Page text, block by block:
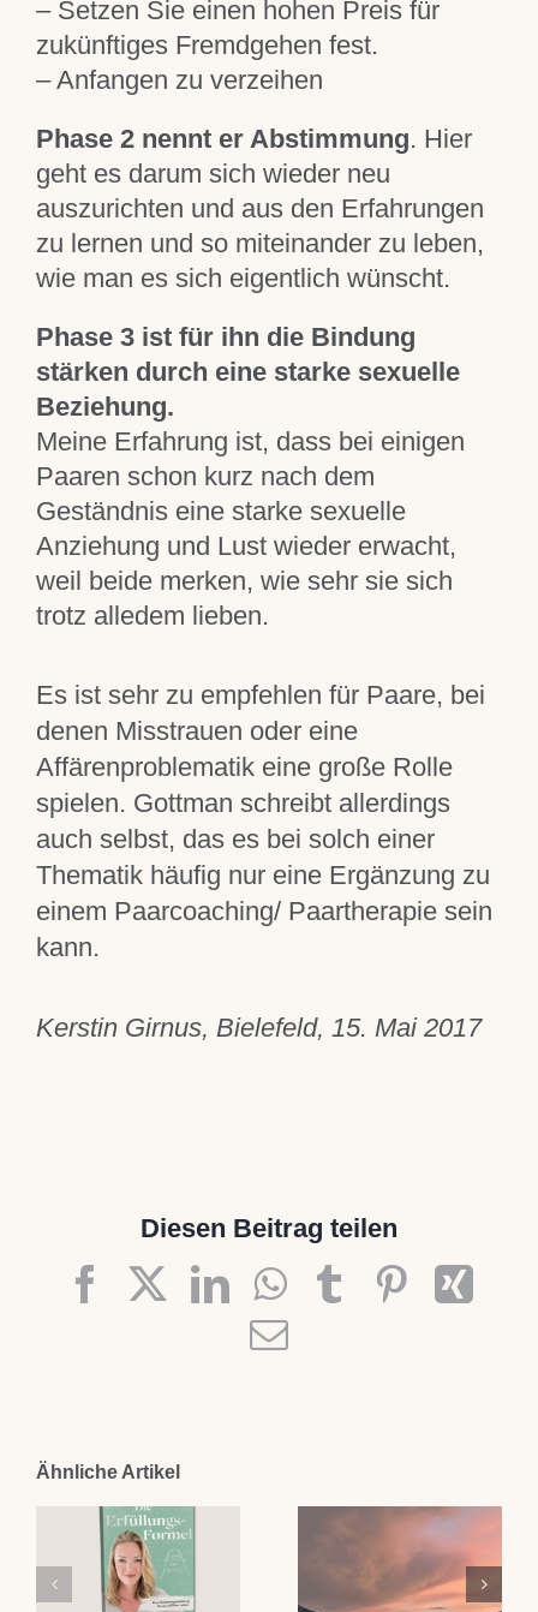
– Setzen Sie einen hohen Preis für
zukünftiges Fremdgehen fest.
– Anfangen zu verzeihen
Phase 2 nennt er Abstimmung. Hier
geht es darum sich wieder neu
auszurichten und aus den Erfahrungen
zu lernen und so miteinander zu leben,
wie man es sich eigentlich wünscht.
Phase 3 ist für ihn die Bindung
stärken durch eine starke sexuelle
Beziehung.
Meine Erfahrung ist, dass bei einigen
Paaren schon kurz nach dem
Geständnis eine starke sexuelle
Anziehung und Lust wieder erwacht,
weil beide merken, wie sehr sie sich
trotz alledem lieben.
Es ist sehr zu empfehlen für Paare, bei
denen Misstrauen oder eine
Affärenproblematik eine große Rolle
spielen. Gottman schreibt allerdings
auch selbst, das es bei solch einer
Thematik häufig nur eine Ergänzung zu
einem Paarcoaching/ Paartherapie sein
kann.
Kerstin Girnus, Bielefeld, 15. Mai 2017
Diesen Beitrag teilen
Facebook
X LinkedIn
WhatsApp
Tumblr
E-
Ähnliche Artikel